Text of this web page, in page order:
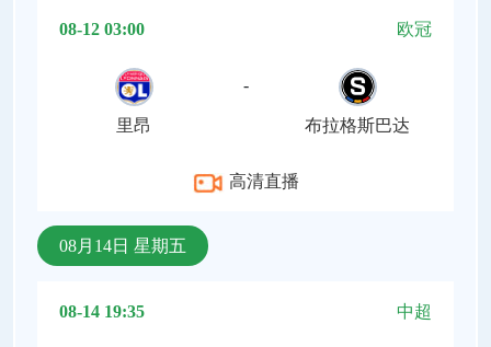
08-12 03:00 欧冠
里昂
-
布拉格斯巴达
高清直播
08月14日 星期五
08-14 19:35 中超